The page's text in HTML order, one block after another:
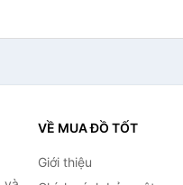
VỀ MUA ĐỒ TỐT
Giới thiệu